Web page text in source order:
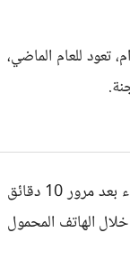
التليجرام، تعود للعام الماضي،
ومع بدء الامتحان في تمام الساعة 9 صباحًا، تداول طلاب الثانوية العامة امتحان الأحياء بعد مرور 10 دقائق
الهاتف المحمول